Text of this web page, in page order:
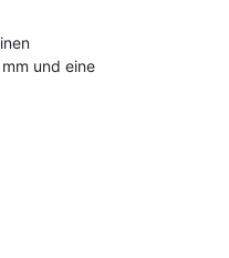
und eine